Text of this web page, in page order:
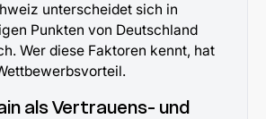
unterscheidet sich in
Punkten von Deutschland
Wer diese Faktoren kennt, hat
als Vertrauens- und